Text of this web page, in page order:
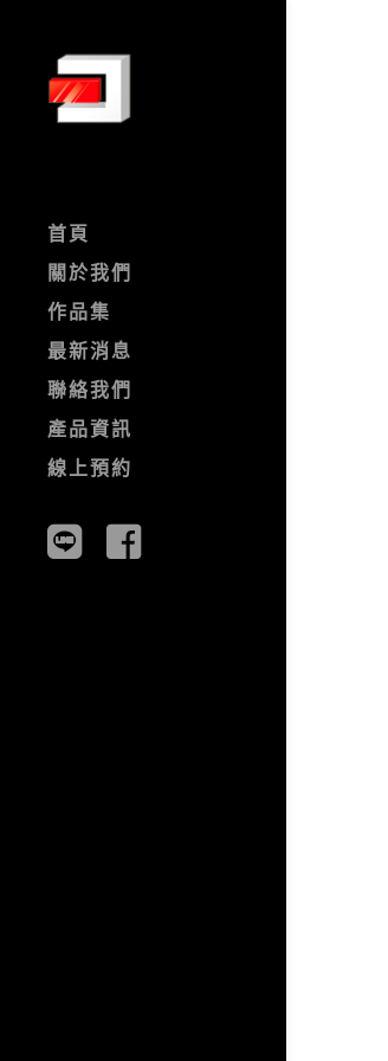
首頁
關於我們
作品集
最新消息
聯絡我們
產品資訊
線上預約